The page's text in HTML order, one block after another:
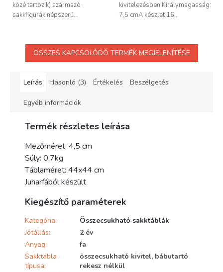
közé tartozik) származó
sakkfigurák népszerű...
kivitelezésben.Királymagasság:
7,5 cmA készlet 16...
ÖSSZES KAPCSOLÓDÓ TERMÉK MEGJELENÍTÉSE
Leírás Hasonló (3) Értékelés Beszélgetés
Egyéb információk
Termék részletes leírása
Mezőméret: 4,5 cm
Súly: 0,7kg
Táblaméret: 44x44 cm
Juharfából készült
Kiegészítő paraméterek
Kategória:
Összecsukható sakktáblák
Jótállás:
2 év
Anyag:
fa
Sakktábla
típusa:
összecsukható kivitel, bábutartó
rekesz nélkül